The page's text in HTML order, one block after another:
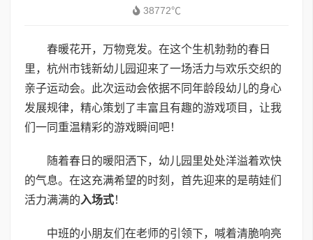
38772℃
春暖花开，万物竞发。在这个生机勃勃的春日
里，杭州市钱新幼儿园迎来了一场活力与欢乐交织的
亲子运动会。此次运动会依据不同年龄段幼儿的身心
发展规律，精心策划了丰富且有趣的游戏项目，让我
们一同重温精彩的游戏瞬间吧！
随着春日的暖阳洒下，幼儿园里处处洋溢着欢快
的气息。在这充满希望的时刻，首先迎来的是萌娃们
活力满满的入场式！
中班的小朋友们在老师的引领下，喊着清脆响亮